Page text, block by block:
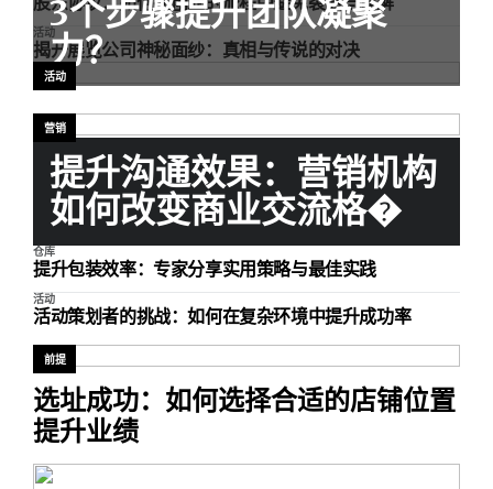
揭开展览公司神秘面纱：真相与传说的对决
活动3个步骤提升团队凝聚
力？
活动
提升沟通效果：营销机构
如何改变商业交流格�
营销
提升包装效率：专家分享实用策略与最佳实践
仓库
活动策划者的挑战：如何在复杂环境中提升成功率
活动
选址成功：如何选择合适的店铺位置
提升业绩
前提